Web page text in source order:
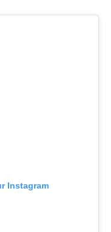
Instagram